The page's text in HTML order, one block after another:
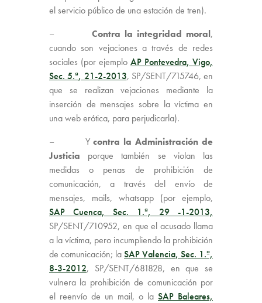
el servicio público de una estación de tren).
– Contra la integridad moral,
cuando son vejaciones a través de redes
sociales (por ejemplo AP Pontevedra, Vigo,
Sec. 5.ª, 21-2-2013, SP/SENT/715746, en
que se realizan vejaciones mediante la
inserción de mensajes sobre la víctima en
una web erótica, para perjudicarla).
– Ycontra la Administración de
Justicia porque también se violan las
medidas o penas de prohibición de
comunicación, a través del envío de
mensajes, mails, whatsapp (por ejemplo,
SAP Cuenca, Sec. 1.ª, 29 -1-2013,
SP/SENT/710952, en que el acusado llama
a la víctima, pero incumpliendo la prohibición
de comunicación; laSAP Valencia, Sec. 1.ª,
8-3-2012, SP/SENT/681828, en que se
vulnera la prohibición de comunicación por
el reenvío de un mail, o la SAP Baleares,